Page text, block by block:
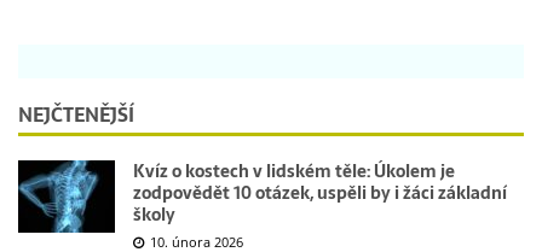
NEJČTENĚJŠÍ
Kvíz o kostech v lidském těle: Úkolem je
zodpovědět 10 otázek, uspěli by i žáci základní
školy
10. února 2026